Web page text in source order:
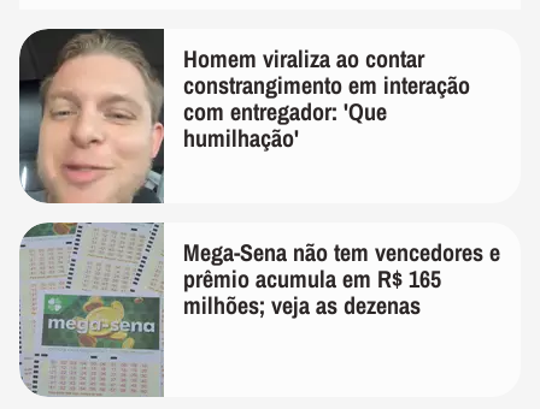
Homem viraliza ao contar
constrangimento em interação
com entregador: 'Que
humilhação'
Mega-Sena não tem vencedores e
prêmio acumula em R$ 165
milhões; veja as dezenas